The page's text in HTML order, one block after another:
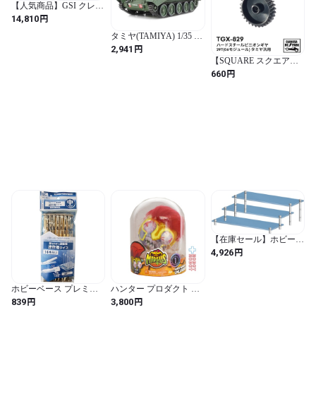
【人気商品】GSI クレオ
ス プロコンBOY FWA ダ
ブルアクション プラチ
14,810円
タミヤ(TAMIYA) 1/35 ミ
リタリーミニチュアシリ
ーズ No.221 イギリス陸
2,941 円
【SQUARE スクエア】
ハードスチールピニオン
ギヤ29T(06モジュール)
660円
ホビーベース プレミア
ムパーツコレクション
持ちやすい塗装棒 逆作
839円
ハンター プロダクト マ
ッドボール グロシウ
ス・マキシムス 未開封
3,800円
【在庫セール】ホビーベ
ース プレミアムパーツ
コレクション モデルベ
4,926円